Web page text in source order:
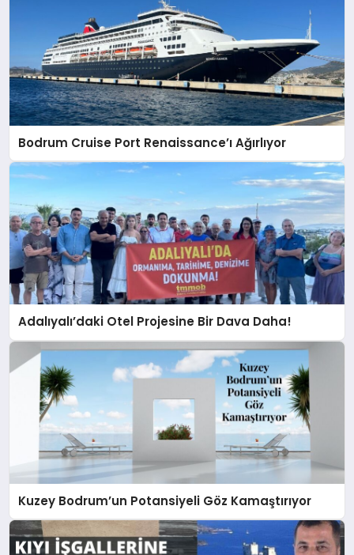
Bodrum Cruise Port Renaissance’ı Ağırlıyor
Adalıyalı’daki Otel Projesine Bir Dava Daha!
Kuzey Bodrum’un Potansiyeli Göz Kamaştırıyor